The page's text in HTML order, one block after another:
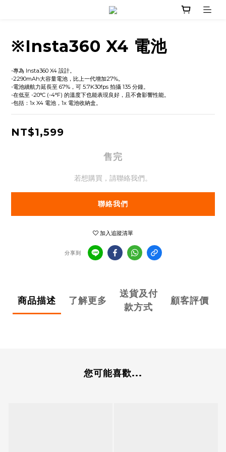
※Insta360 X4 電池
-專為 Insta360 X4 設計。
-2290mAh大容量電池，比上一代增加27%。
-電池續航力延長至 67%，可 5.7K30fps 拍攝 135 分鐘。
-在低至 -20°C (-4°F) 的溫度下也能表現良好，且不會影響性能。
-包括：1x X4 電池，1x 電池收納盒。
NT$1,599
售完
若想購買，請聯絡我們。
聯絡我們
加入追蹤清單
分享到
商品描述 了解更多
送貨及付
款方式
顧客評價
您可能喜歡...